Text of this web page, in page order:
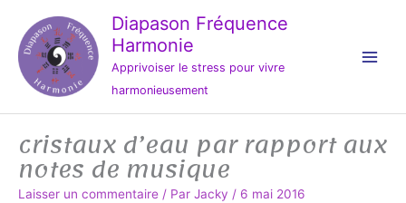
contenu
Diapason Fréquence
Harmonie
Apprivoiser le stress pour vivre
harmonieusement
cristaux d’eau par rapport aux
notes de musique
Laisser un commentaire / Par Jacky / 6 mai 2016